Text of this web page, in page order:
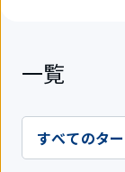
一覧